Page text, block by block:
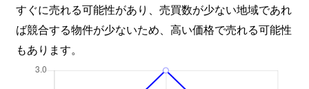
すぐに売れる可能性があり、売買数が少ない地域であれ
ば競合する物件が少ないため、高い価格で売れる可能性
もあります。